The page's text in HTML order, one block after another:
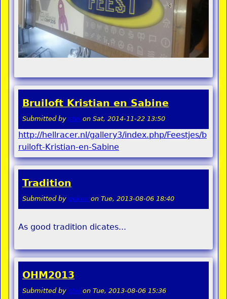
Bruiloft Kristian en Sabine
Submitted by stel on Sat, 2014-11-22 13:50
http://hellracer.nl/gallery3/index.php/Feestjes/b
ruiloft-Kristian-en-Sabine
Tradition
Submitted by pokon on Tue, 2013-08-06 18:40
As good tradition dicates...
OHM2013
Submitted by stel on Tue, 2013-08-06 15:36